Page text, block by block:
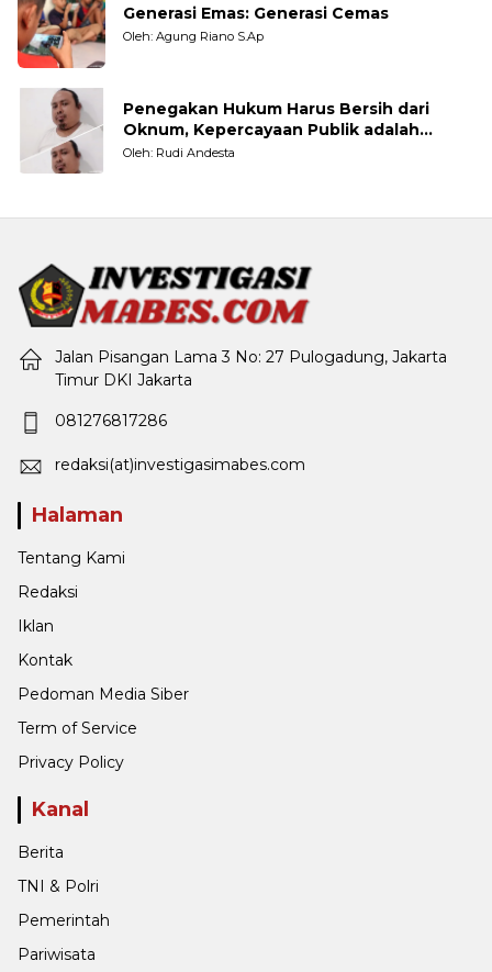
Generasi Emas: Generasi Cemas
Oleh: Agung Riano S.Ap
Penegakan Hukum Harus Bersih dari
Oknum, Kepercayaan Publik adalah
Taruhannya
Oleh: Rudi Andesta
Jalan Pisangan Lama 3 No: 27 Pulogadung, Jakarta
Timur DKI Jakarta
081276817286
redaksi(at)investigasimabes.com
Halaman
Tentang Kami
Redaksi
Iklan
Kontak
Pedoman Media Siber
Term of Service
Privacy Policy
Kanal
Berita
TNI & Polri
Pemerintah
Pariwisata